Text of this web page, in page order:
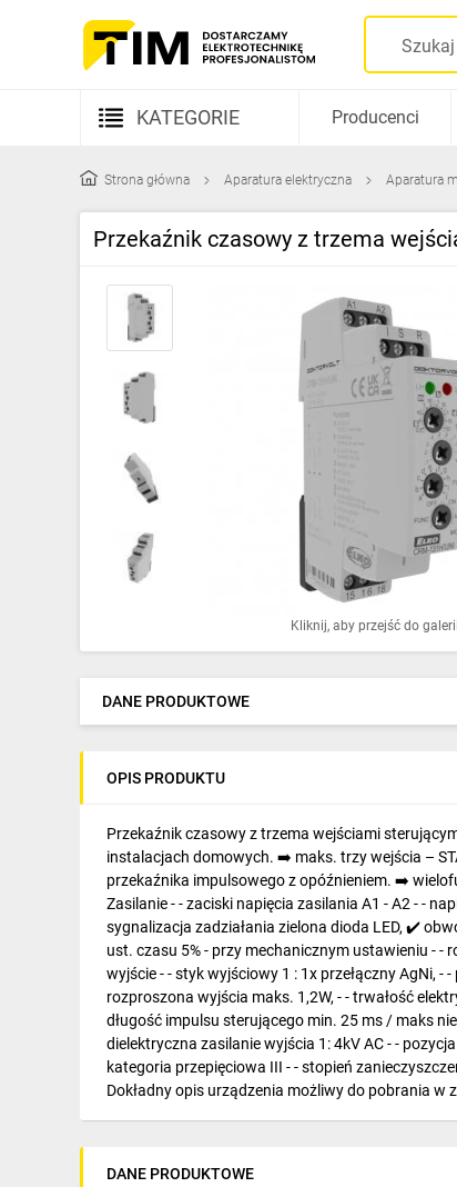
KATEGORIE
Kable i przewody
Elementy prowadzenia kabli
Fotowoltaika
Gniazda i łączniki
Oprawy oświetleniowe
Pompy ciepła
Ogrzewanie
Elektronarzędzia i mierniki
Napędy elektryczne
Pneumatyka
Dom i ogród
Klimatyzacja
IT, GSM
Odzież ochronna i BHP
Inne
Producenci
Strona główna Aparatura elektryczna Aparatura
Przekaźnik czasowy z trzema
Kliknij, aby przejść do galerii
DANE PRODUKTOWE
OPIS PRODUKTU
Przekaźnik czasowy z trzema wejściami
instalacjach domowych. ➡️ maks. trzy wejścia –
przekaźnika impulsowego z opóźnieniem. ➡️
Zasilanie - - zaciski napięcia zasilania A1 - A2 - -
sygnalizacja zadziałania zielona dioda LED, ✔️
ust. czasu 5% - przy mechanicznym ustawieniu -
wyjście - - styk wyjściowy 1 : 1x przełączny AgNi, -
rozproszona wyjścia maks. 1,2W, - - trwałość
długość impulsu sterującego min. 25 ms / maks
dielektryczna zasilanie wyjścia 1: 4kV AC - -
kategoria przepięciowa III - - stopień
Dokładny opis urządzenia możliwy do pobrania w
DANE PRODUKTOWE